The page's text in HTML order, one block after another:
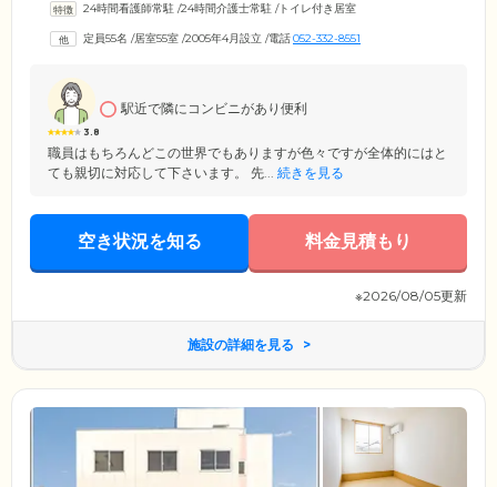
は全室個室で55室ご用意。すべてのお部屋が南向きか東向きになってお
計のため、車いすの方でも過ごしやすい住まいです。そのほか、認知症
24時間看護師常駐 /24時間介護士常駐 /トイレ付き居室
定員55名 /居室55室 /2005年4月設立 /電話052-332-8551
3.8
駅近で隣にコンビニがあり便利
職員はもちろんどこの世界でもありますが色々ですが全体的にはと
ても親切に対応して下さいます。 先... 続きを見る
空き状況を知る 料金見積もり
※2026/08/05更新
施設の詳細を見る